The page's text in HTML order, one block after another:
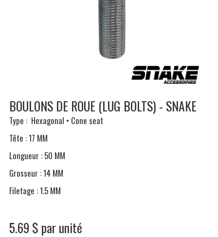
BOULONS DE ROUE (LUG BOLTS) - SNAKE
Type : Hexagonal • Cone seat
Tête : 17 MM
Longueur : 50 MM
Grosseur : 14 MM
Filetage : 1.5 MM
5.69 $ par unité